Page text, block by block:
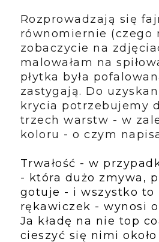
Rozprowadzają się
równomiernie (czego
zobaczycie na
malowałam na
płytka była
zastygają. Do
krycia potrzebujemy
trzech warstw - w
koloru - o czym
Trwałość - w
- która dużo zmywa,
gotuje - i wszystko to
rękawiczek - wynosi
Ja kładę na nie top
cieszyć się nimi